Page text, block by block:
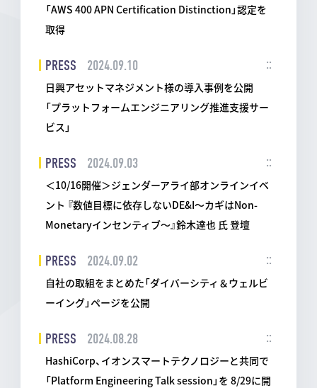
「AWS 400 APN Certification Distinction」認定を
取得
PRESS 2024.09.10
日興アセットマネジメント様の導入事例を公開
「プラットフォームエンジニアリング推進支援サー
ビス」
PRESS 2024.09.03
＜10/16開催＞ジェンダーアライ部オンラインイベ
ント 『数値目標に依存しないDE&I～カギはNon-
Monetaryインセンティブ～』鈴木達也 氏 登壇
PRESS 2024.09.02
自社の取組をまとめた「ダイバーシティ＆ウェルビ
ーイング」ページを公開
PRESS 2024.08.28
HashiCorp、イオンスマートテクノロジーと共同で
「Platform Engineering Talk session」を 8/29に開